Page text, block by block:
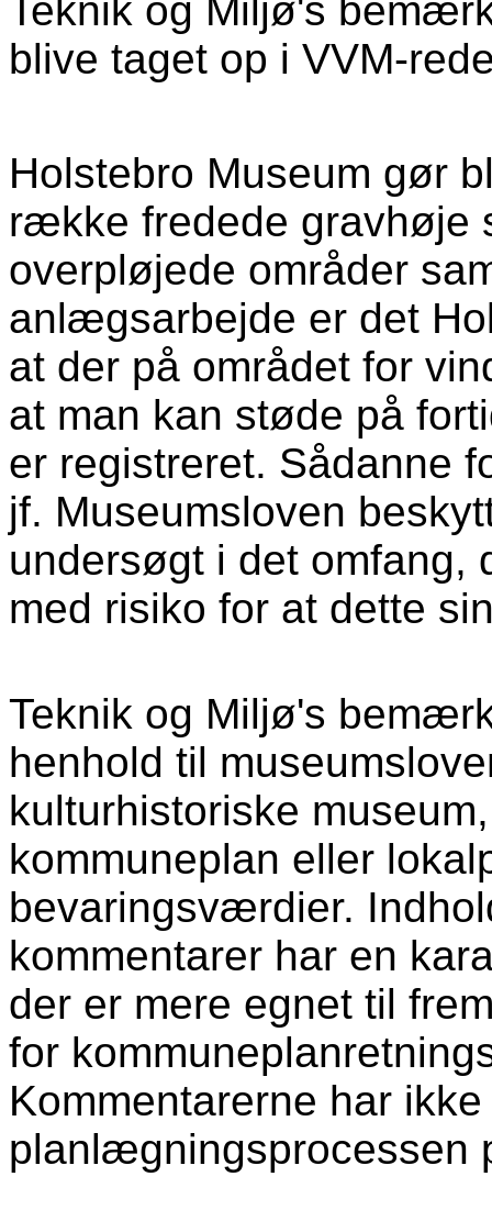
Teknik og Miljø's
blive taget op i VVM-
Holstebro Museum gør
række fredede gravhøje
overpløjede områder
anlægsarbejde er det
at der på området for
at man kan støde på
er registreret. Sådanne
jf. Museumsloven
undersøgt i det
med risiko for at dette
Teknik og Miljø's
henhold til
kulturhistoriske
kommuneplan eller
bevaringsværdier.
kommentarer har en
der er mere egnet til
for
Kommentarerne har
planlægningsprocessen